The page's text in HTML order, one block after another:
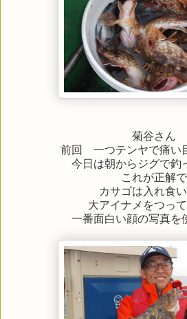
菊谷さん
前回 一つテンヤで痛い
今日は朝からジグで釣
これが正解で
カサゴは入れ食
大アイナメをつっ
一番面白い顔の写真を